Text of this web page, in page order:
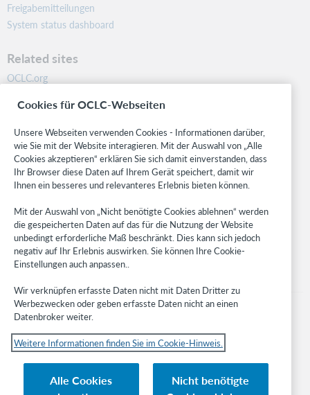
x
Set institutional WorldCat holdings only.
them.
x
Freigabemitteilungen
System status dashboard
Related sites
OCLC.org
Community
Research
WebJunction
Developer Network
Stay in the know.
Get the latest product updates, research, events, and much more—
right to your inbox.
Subscribe now
© 2023 OCLC
OCLC, Inc. und verbundenen Unternehmen
Cookies für OCLC-Webseiten
Unsere Webseiten verwenden Cookies - Informationen darüber,
wie Sie mit der Website interagieren. Mit der Auswahl von „Alle
Cookies akzeptieren“ erklären Sie sich damit einverstanden, dass
Ihr Browser diese Daten auf Ihrem Gerät speichert, damit wir
Ihnen ein besseres und relevanteres Erlebnis bieten können.
Mit der Auswahl von „Nicht benötigte Cookies ablehnen“ werden
die gespeicherten Daten auf das für die Nutzung der Website
unbedingt erforderliche Maß beschränkt. Dies kann sich jedoch
negativ auf Ihr Erlebnis auswirken. Sie können Ihre Cookie-
Einstellungen auch anpassen..
Wir verknüpfen erfasste Daten nicht mit Daten Dritter zu
Werbezwecken oder geben erfasste Daten nicht an einen
Datenbroker weiter.
Weitere Informationen finden Sie im Cookie-Hinweis.
Alle Cookies
Nicht benötigte